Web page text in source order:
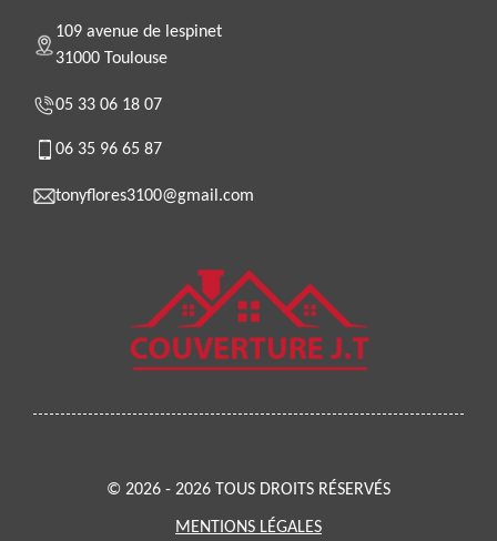
109 avenue de lespinet
31000 Toulouse
05 33 06 18 07
06 35 96 65 87
tonyflores3100@gmail.com
© 2026 - 2026 TOUS DROITS RÉSERVÉS
MENTIONS LÉGALES